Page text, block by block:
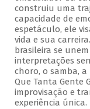
construiu uma
capacidade de
espetáculo, ele
vida e sua
brasileira se
interpretações
choro, o samba, a
Que Tanta Gente
improvisação e
experiência única.